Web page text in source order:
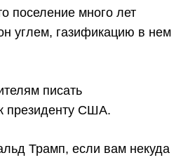
поселение много лет
углем, газификацию в нем
писать
президенту США.
Трамп, если вам некуда